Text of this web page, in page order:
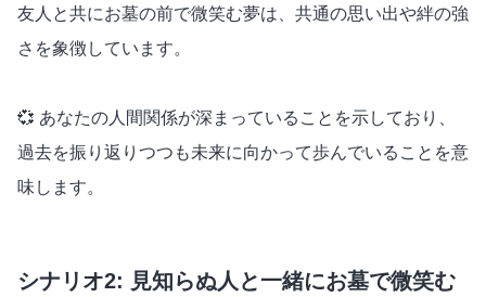
友人と共にお墓の前で微笑む夢は、共通の思い出や絆の強
さを象徴しています。
💞 あなたの人間関係が深まっていることを示しており、
過去を振り返りつつも未来に向かって歩んでいることを意
味します。
シナリオ2: 見知らぬ人と一緒にお墓で微笑む